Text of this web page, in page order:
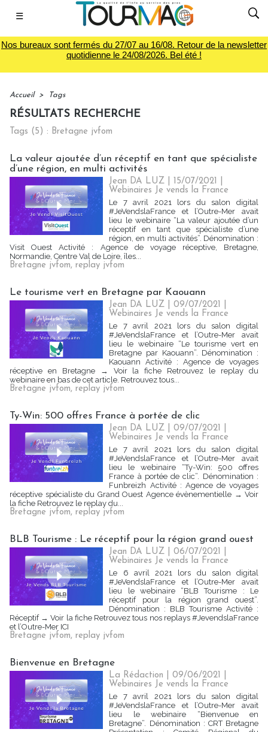
☰
Nos bureaux sont fermés du 27/07 au 16/08. Retour de la newsletter
quotidienne le 24/08/2026. Bel été !
Accueil > Tags
RÉSULTATS RECHERCHE
Tags (5) : Bretagne jvfom
La valeur ajoutée d’un réceptif en tant que spécialiste
d’une région, en multi activités
Jean DA LUZ | 15/07/2021
Webinaires Je vends la France
Le 7 avril 2021 lors du salon digital
#JeVendslaFrance et l’Outre-Mer avait
lieu le webinaire “La valeur ajoutée d’un
réceptif en tant que spécialiste d’une
région, en multi activités”. Dénomination :
Visit Ouest Activité : Agence de voyage réceptive, Bretagne,
Normandie, Centre Val de Loire, îles...
Bretagne jvfom, replay jvfom
Le tourisme vert en Bretagne par Kaouann
Jean DA LUZ | 09/07/2021
Webinaires Je vends la France
Le 7 avril 2021 lors du salon digital
#JeVendslaFrance et l’Outre-Mer avait
lieu le webinaire “Le tourisme vert en
Bretagne par Kaouann”. Dénomination :
Kaouann Activité : Agence de voyages
réceptive en Bretagne → Voir la fiche Retrouvez le replay du
webinaire en bas de cet article. Retrouvez tous...
Bretagne jvfom, replay jvfom
Ty-Win: 500 offres France à portée de clic
Jean DA LUZ | 09/07/2021
Webinaires Je vends la France
Le 7 avril 2021 lors du salon digital
#JeVendslaFrance et l’Outre-Mer avait
lieu le webinaire “Ty-Win: 500 offres
France à portée de clic”. Dénomination :
Funbreizh Activité : Agence de voyages
réceptive spécialiste du Grand Ouest Agence évènementielle → Voir
la fiche Retrouvez le replay du...
Bretagne jvfom, replay jvfom
BLB Tourisme : Le réceptif pour la région grand ouest
Jean DA LUZ | 06/07/2021
Webinaires Je vends la France
Le 6 avril 2021 lors du salon digital
#JeVendslaFrance et l’Outre-Mer avait
lieu le webinaire “BLB Tourisme : Le
réceptif pour la région grand ouest”.
Dénomination : BLB Tourisme Activité :
Réceptif → Voir la fiche Retrouvez tous nos replays #JevendslaFrance
et l’Outre-Mer ICI
Bretagne jvfom, replay jvfom
Bienvenue en Bretagne
La Rédaction | 09/06/2021
Webinaires Je vends la France
Le 7 avril 2021 lors du salon digital
#JeVendslaFrance et l’Outre-Mer avait
lieu le webinaire “Bienvenue en
Bretagne”. Dénomination : CRT Bretagne